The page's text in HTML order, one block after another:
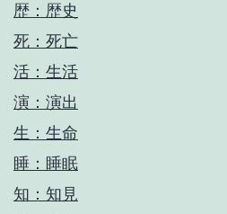
歴：歴史
死：死亡
活：生活
演：演出
生：生命
睡：睡眠
知：知見